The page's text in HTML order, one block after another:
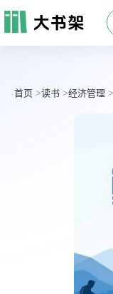
首页 读书 经济管理